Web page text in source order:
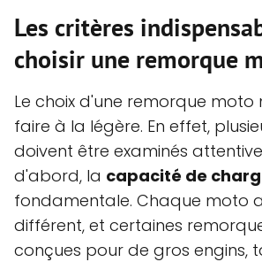
Les critères
choisir une remorque
Le choix d'une remorque moto
faire à la légère. En effet,
doivent être examinés
d'abord, la capacité de
fondamentale. Chaque moto
différent, et certaines
conçues pour de gros engins,